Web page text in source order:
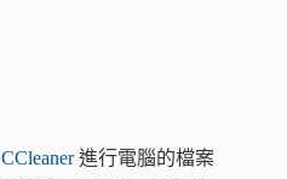
CCleaner進行電腦的檔案